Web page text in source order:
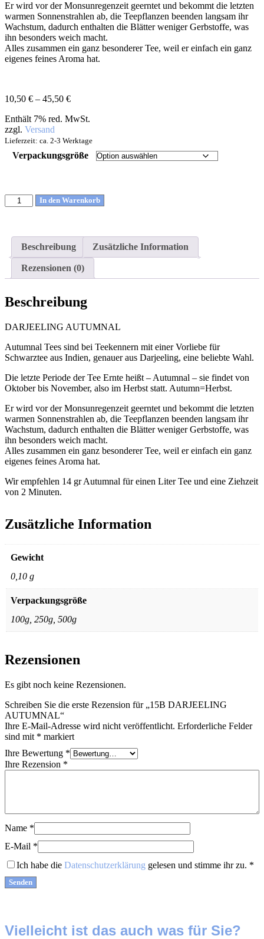
Er wird vor der Monsunregenzeit geerntet und bekommt die letzten
warmen Sonnenstrahlen ab, die Teepflanzen beenden langsam ihr
Wachstum, dadurch enthalten die Blätter weniger Gerbstoffe, was
ihn besonders weich macht.
Alles zusammen ein ganz besonderer Tee, weil er einfach ein ganz
eigenes feines Aroma hat.
10,50 € – 45,50 €
Enthält 7% red. MwSt.
zzgl. Versand
Lieferzeit: ca. 2-3 Werktage
Verpackungsgröße
In den Warenkorb
Beschreibung Zusätzliche Information
Rezensionen (0)
Beschreibung
DARJEELING AUTUMNAL
Autumnal Tees sind bei Teekennern mit einer Vorliebe für
Schwarztee aus Indien, genauer aus Darjeeling, eine beliebte Wahl.
Die letzte Periode der Tee Ernte heißt – Autumnal – sie findet von
Oktober bis November, also im Herbst statt. Autumn=Herbst.
Er wird vor der Monsunregenzeit geerntet und bekommt die letzten
warmen Sonnenstrahlen ab, die Teepflanzen beenden langsam ihr
Wachstum, dadurch enthalten die Blätter weniger Gerbstoffe, was
ihn besonders weich macht.
Alles zusammen ein ganz besonderer Tee, weil er einfach ein ganz
eigenes feines Aroma hat.
Wir empfehlen 14 gr Autumnal für einen Liter Tee und eine Ziehzeit
von 2 Minuten.
Zusätzliche Information
Gewicht
0,10 g
Verpackungsgröße
100g, 250g, 500g
Rezensionen
Es gibt noch keine Rezensionen.
Schreiben Sie die erste Rezension für „15B DARJEELING
AUTUMNAL“
Ihre E-Mail-Adresse wird nicht veröffentlicht. Erforderliche Felder
sind mit * markiert
Ihre Bewertung *
Ihre Rezension *
Name *
E-Mail *
Ich habe die Datenschutzerklärung gelesen und stimme ihr zu. *
Vielleicht ist das auch was für Sie?